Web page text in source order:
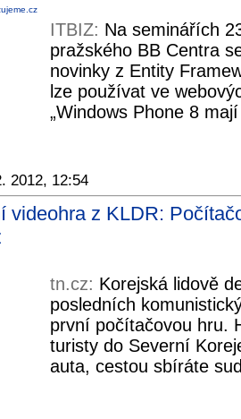
ITBIZ: Na seminářích
pražského BB Centra
novinky z Entity
lze používat ve
„Windows Phone 8
2012, 12:54
videohra z KLDR:
tn.cz: Korejská lidově
posledních
první počítačovou hru.
turisty do Severní
auta, cestou sbíráte